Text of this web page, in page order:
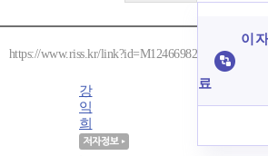
https://www.riss.kr/link?id=M12466982
강
익
희
이
료